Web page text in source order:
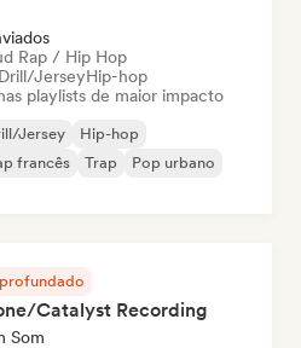
Rap / Hip Hop
Drill/JerseyHip-hop
playlists de maior impacto
Jersey
Hip-hop
francês Trap
Pop urbano
Catalyst Recording
Som